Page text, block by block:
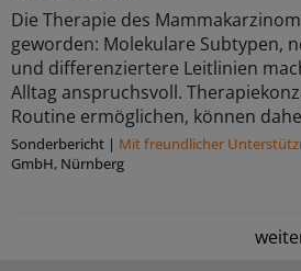
Die Therapie des
geworden: Molekulare Subtypen,
und differenziertere Leitlinien
Alltag anspruchsvoll.
Routine ermöglichen, können
Sonderbericht | Mit freundlicher
GmbH, Nürnberg